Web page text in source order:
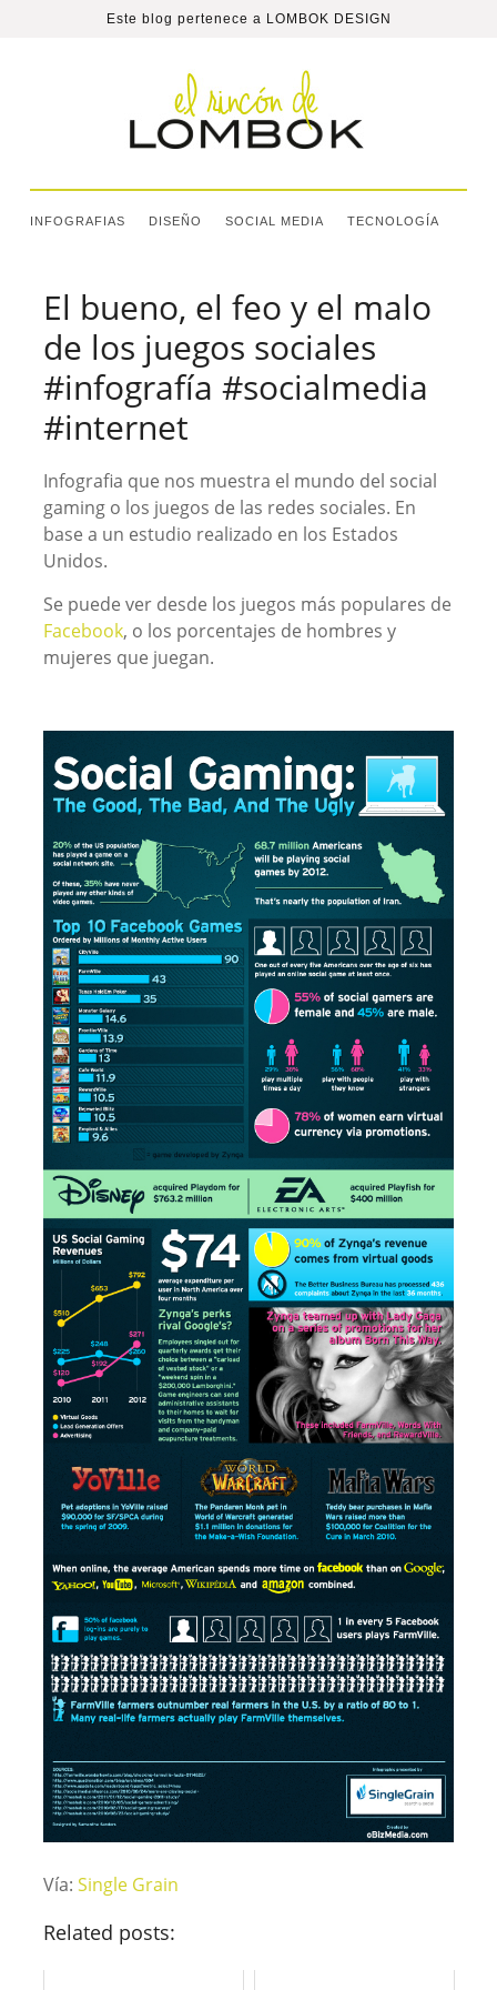
Este blog pertenece a LOMBOK DESIGN
INFOGRAFIAS DISEÑO SOCIAL MEDIA TECNOLOGÍA
El bueno, el feo y el malo
de los juegos sociales
#infografía #socialmedia
#internet
Infografia que nos muestra el mundo del social
gaming o los juegos de las redes sociales. En
base a un estudio realizado en los Estados
Unidos.
Se puede ver desde los juegos más populares de
Facebook, o los porcentajes de hombres y
mujeres que juegan.
Vía: Single Grain
Related posts: